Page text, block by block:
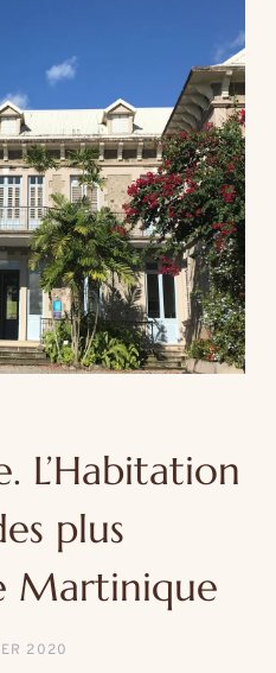
L’Habitation
plus
Martinique
2020